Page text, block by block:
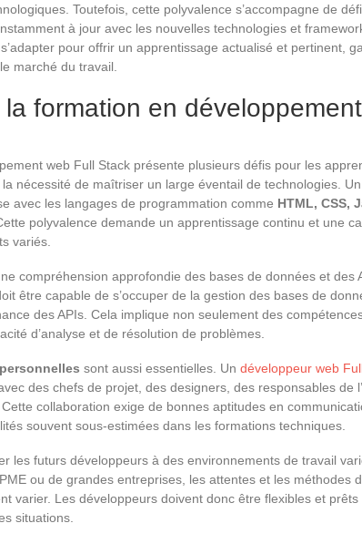
Toutefois, cette polyvalence s’accompagne de
à jour avec les nouvelles technologies et
pour offrir un apprentissage actualisé et pertinent,
marché du travail.
formation en
web Full Stack présente plusieurs défis pour les
nécessité de maîtriser un large éventail de technologies.
avec les langages de programmation comme HTML, CSS,
polyvalence demande un apprentissage continu et une
variés.
compréhension approfondie des bases de données et des
être capable de s’occuper de la gestion des bases de
des APIs. Cela implique non seulement des
d’analyse et de résolution de problèmes.
sont aussi essentielles. Un développeur web
des chefs de projet, des designers, des responsables de
collaboration exige de bonnes aptitudes en
souvent sous-estimées dans les formations techniques.
les futurs développeurs à des environnements de travail
ou de grandes entreprises, les attentes et les méthodes
varier. Les développeurs doivent donc être flexibles et prêts
situations.